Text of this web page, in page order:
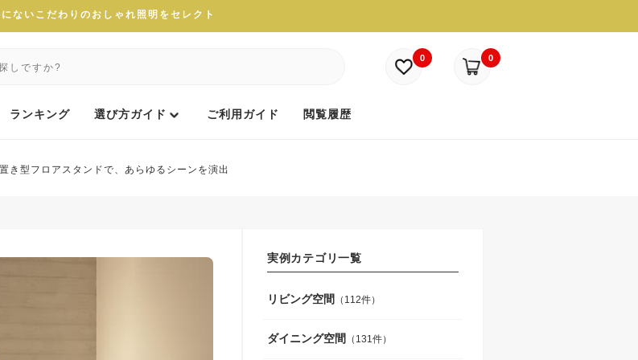
ないこだわりのおしゃれ照明をセレクト
0 0
ランキング 選び方ガイド ご利用ガイド 閲覧履歴
き型フロアスタンドで、あらゆるシーンを演出
実例カテゴリ一覧
リビング空間 （112件）
ダイニング空間 （131件）